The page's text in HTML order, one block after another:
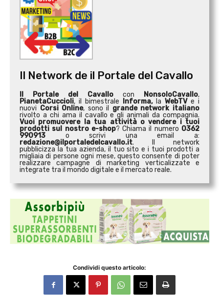
Il Network de il Portale del Cavallo
Il Portale del Cavallo con NonsoloCavallo,
PianetaCuccioli, il bimestrale Informa,laWebTVe i
nuovi Corsi Online, sono il grande network italiano
rivolto a chi ama il cavallo e gli animali da compagnia.
Vuoi promuovere la tua attività ovendere i tuoi
prodotti sul nostro e-shop? Chiama il numero 0362
990913 o scrivi una email a:
redazione@ilportaledelcavallo.it. Il network
pubblicizza la tua azienda, il tuo sito e i tuoi prodotti a
migliaia di persone ogni mese, questo consente di poter
realizzare campagne di marketing verticalizzate e
integrate tra il mondo digitale e il mercato reale.
Condividi questo articolo: